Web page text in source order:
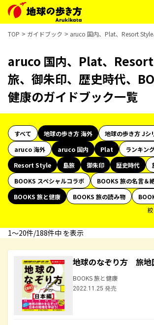
TOP ガイドブック aruco 国内、Plat、Resort
aruco 国内、Plat、
旅、御朱印、歴史時代、
健康のガイドブック一覧
すべて 地球の歩き方 海外
地球の歩き方 Jシ
aruco 海外
aruco 国内 Plat
ランキン
Resort Style
島旅 御朱印 歴史時代
BOOKS スペシャルコラボ
BOOKS 旅の名言＆
BOOKS 旅と健康
BOOKS 旅の読み物
1〜20件/188件中 を表示
地球のなぞり方 旅
BOOKS 旅と健康
2022.11.25 発売